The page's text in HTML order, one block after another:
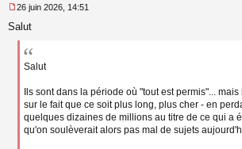
e
s
26 juin 2026, 14:51
Salut
Salut
Ils sont dans la période où "tout est permis"...
sur le fait que ce soit plus long, plus cher - en
quelques dizaines de millions au titre de ce qui a
qu'on soulèverait alors pas mal de sujets